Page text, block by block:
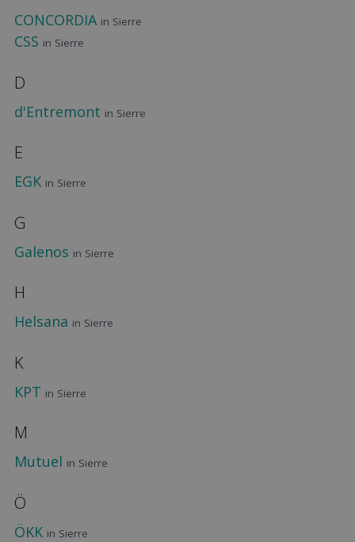
CONCORDIA in Sierre
CSS in Sierre
D
d'Entremont in Sierre
E
EGK in Sierre
G
Galenos in Sierre
H
Helsana in Sierre
K
KPT in Sierre
M
Mutuel in Sierre
Ö
ÖKK in Sierre